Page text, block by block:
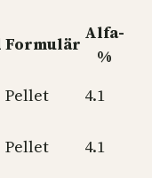
Formulär
Alfa-
%
Pellet
4.1
Pellet 4.1